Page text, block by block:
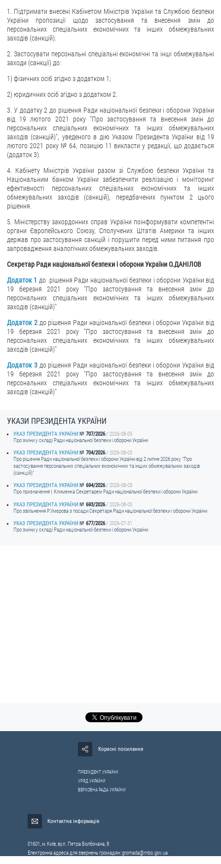
1. Підтримати внесені Кабінетом Міністрів України та Службою безпеки
України пропозиції щодо застосування та внесення змін до
персональних спеціальних економічних та інших обмежувальних
заходів (санкцій).
2. Застосувати персональні спеціальні економічні та інші обмежувальні
заходи (санкції) до:
1) фізичних осіб згідно з додатком 1;
2) юридичних осіб згідно з додатком 2.
3. У додатку 2 до рішення Ради національної безпеки і оборони України
від 19 лютого 2021 року "Про застосування та внесення змін до
персональних спеціальних економічних та інших обмежувальних
заходів (санкцій)", уведеного в дію Указом Президента України від 19
лютого 2021 року № 64, позицію 11 викласти у редакції, що додається
(додаток 3).
4. Кабінету Міністрів України разом зі Службою безпеки України та
Національним банком України забезпечити реалізацію і моніторинг
ефективності персональних спеціальних економічних та інших
обмежувальних заходів (санкцій), передбачених пунктом 2 цього
рішення.
5. Міністерству закордонних справ України поінформувати компетентні
органи Європейського Союзу, Сполучених Штатів Америки та інших
держав про застосування санкцій і порушити перед ними питання про
запровадження аналогічних обмежувальних заходів.
Секретар Ради національної безпеки і оборони України О.ДАНІЛОВ
Додаток 1 до рішення Ради національної безпеки і оборони України від
19 березня 2021 року "Про застосування та внесення змін до
персональних спеціальних економічних та інших обмежувальних
заходів (санкцій)"
Додаток 2до рішення Ради національної безпеки і оборони України від
19 березня 2021 року "Про застосування та внесення змін до
персональних спеціальних економічних та інших обмежувальних
заходів (санкцій)"
Додаток 3 до рішення Ради національної безпеки і оборони України від
19 березня 2021 року "Про застосування та внесення змін до
персональних спеціальних економічних та інших обмежувальних
заходів (санкцій)"
УКАЗИ ПРЕЗИДЕНТА УКРАЇНИ
УКАЗ ПРЕЗИДЕНТА УКРАЇНИ 707/2026
2026-08-05
Про зміни у складі Ради національної безпеки і оборони України
УКАЗ ПРЕЗИДЕНТА УКРАЇНИ
704/2026
2026-08-03
Про рішення Ради національної безпеки і оборони України від 2 липня 2026 року "Про
застосування персональних спеціальних економічних та інших обмежувальних заходів
(санкцій)"
УКАЗ ПРЕЗИДЕНТА УКРАЇНИ
694/2026
2026-08-03
Про призначення I.Клименка Секретарем Ради національної безпеки і оборони України
УКАЗ ПРЕЗИДЕНТА УКРАЇНИ
693/2026
2026-08-03
Про звільнення Р.Умєрова з посади Секретаря Ради національної безпеки і оборони України
УКАЗ ПРЕЗИДЕНТА УКРАЇНИ
677/2026
2026-07-31
Про зміни у складі Ради національної безпеки і оборони України
Корисні посилання
ПРЕЗИДЕНТ УКРАЇНИ
УРЯД УКРАЇНИ
ВЕРХОВНА РАДА УКРАЇНИ
Контактна інформація
01601, м.Київ, вул. Петра Болбочана, 8
Електронна адреса для звернень громадян:gromada@rnbo.gov.ua